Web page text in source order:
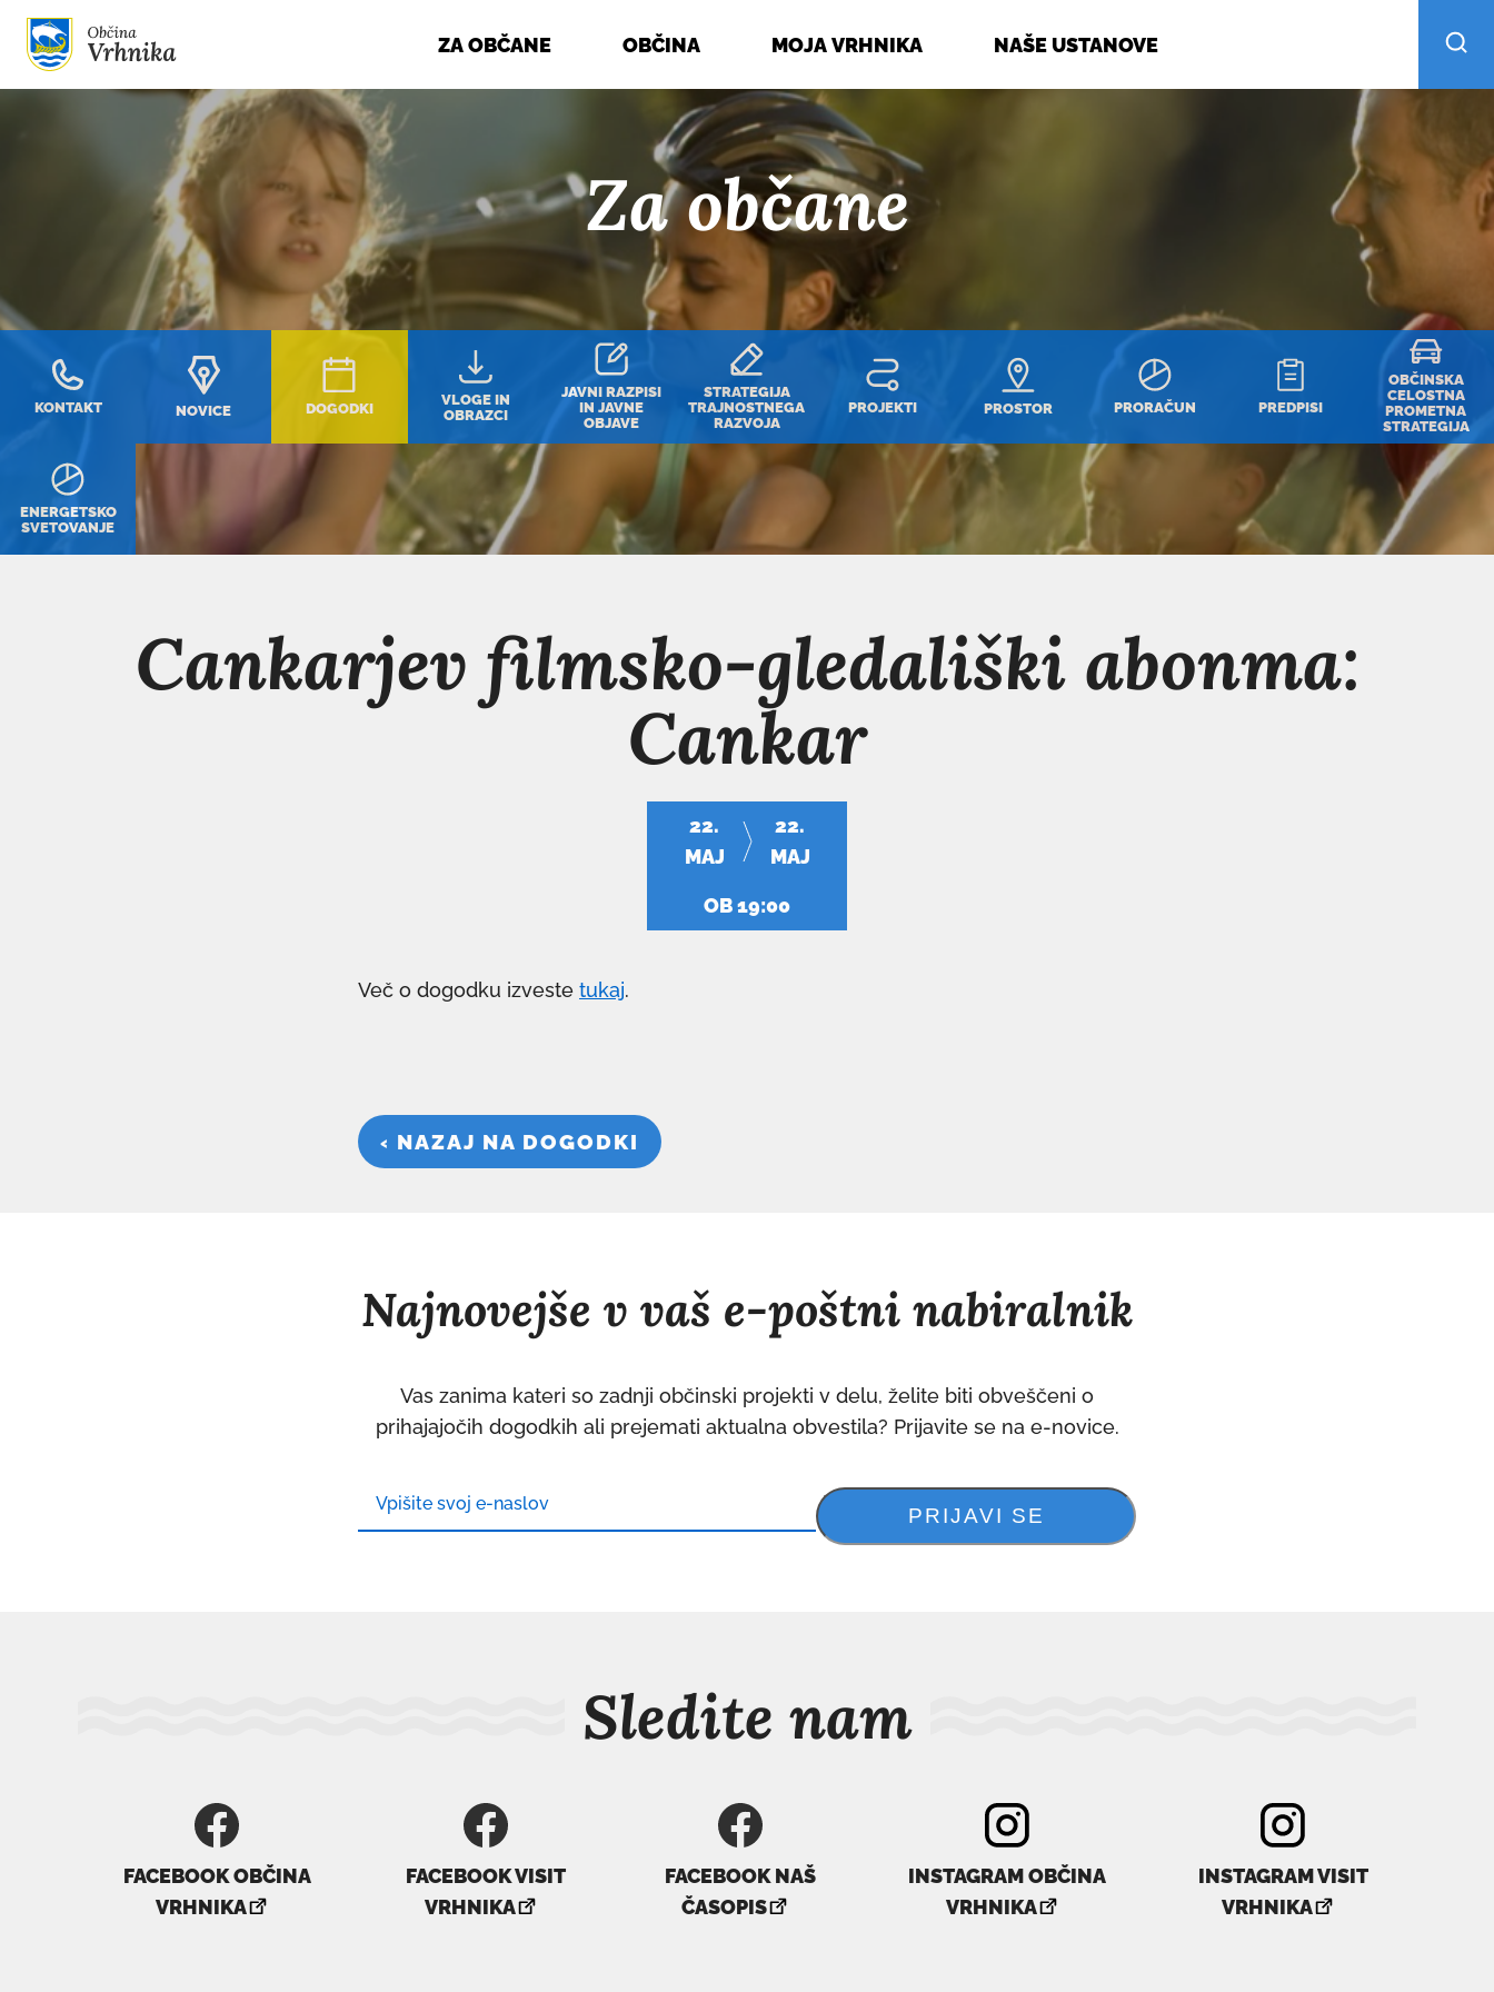
Skoči do osrednje vsebine
ZA OBČANE OBČINA MOJA VRHNIKA NAŠE USTANOVE
Za občane
KONTAKT NOVICE DOGODKI
VLOGE IN
OBRAZCI
JAVNI RAZPISI
IN JAVNE
OBJAVE
STRATEGIJA
TRAJNOSTNEGA
RAZVOJA
PROJEKTI PROSTOR PRORAČUN PREDPISI
OBČINSKA
CELOSTNA
PROMETNA
STRATEGIJA
ENERGETSKO
SVETOVANJE
Cankarjev filmsko-gledališki abonma:
Cankar
22.
MAJ
22.
MAJ
OB 19:00
Več o dogodku izveste tukaj.
‹ NAZAJ NA DOGODKI
Najnovejše v vaš e-poštni nabiralnik
Vas zanima kateri so zadnji občinski projekti v delu, želite biti obveščeni o
prihajajočih dogodkih ali prejemati aktualna obvestila? Prijavite se na e-novice.
Sledite nam
FACEBOOK OBČINA
VRHNIKA
povezava
se
FACEBOOK VISIT
VRHNIKA
povezava
se
FACEBOOK NAŠ
ČASOPIS
povezava
se
INSTAGRAM OBČINA
VRHNIKA
povezava
se
INSTAGRAM VISIT
VRHNIKA
povezava
se